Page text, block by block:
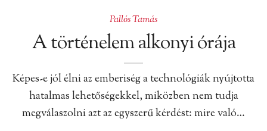
Pallós Tamás
A történelem alkonyi órája
Képes-e jól élni az emberiség a technológiák nyújtotta
hatalmas lehetőségekkel, miközben nem tudja
megválaszolni azt az egyszerű kérdést: mire való…